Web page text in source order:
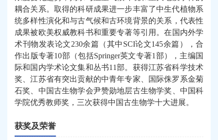
耦合关系。 取得的科研成果进一步丰富了中生代植物系
统多样性演化和与古气候和古环境背景的关系 ，代表性
成果被欧美权威教科书和重要专著等引用 。在国内外学
术刊物发表论文230余篇（其中 SCI论文145余篇），合
作出版专著10部（包括Springer英文专著1 部），主编国
际和国内学术论文集和丛书11部。获得江苏省科学技术
奖、江苏省有突出贡献的中青年专家、
国际侏罗系金菊
石奖
中国古生物学会尹赞勋地层古生物学奖、 中国科
学院优秀教师奖 ，三次获得中国古生物学十大进展。
获奖及荣誉